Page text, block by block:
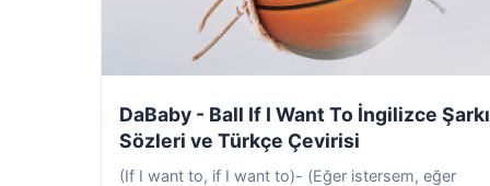
DaBaby - Ball If I Want To İngilizce Şarkı
Sözleri ve Türkçe Çevirisi
(If I want to, if I want to)- (Eğer istersem, eğer